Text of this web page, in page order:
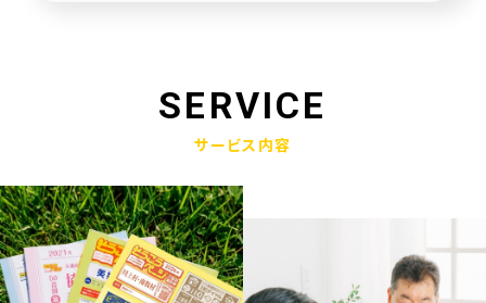
2024.12.17
赤穂市版「わたしの終活覚書」が神戸新聞に掲載されました
2024.11.14
SERVICE
サービス内容